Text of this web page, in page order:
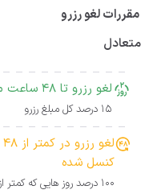
مقررات لغو رزرو
متعادل
لغو رزرو تا 48 ساعت مانده به زمان ورود روز کنسل شده
15 درصد کل مبلغ رزرو
کنسل شده